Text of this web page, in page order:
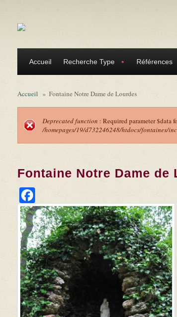
Accueil Recherche Type Références
Accueil » Fontaine Notre Dame de Lourdes
Message d'erreur
Deprecated function : Required parameter $data
/homepages/19/d732246248/htdocs/fontaines/
Fontaine Notre Dame de